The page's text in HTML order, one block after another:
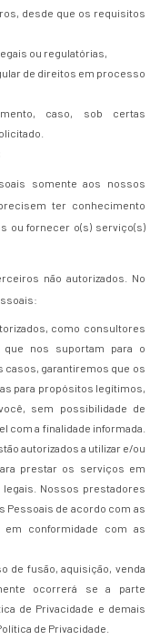
desde que os requisitos
ou regulatórias,
de direitos em processo
caso, sob certas
somente aos nossos
ter conhecimento
ou fornecer o(s) serviço(s)
não autorizados. No
como consultores
que nos suportam para o
garantiremos que os
para propósitos legítimos,
sem possibilidade de
com a finalidade informada.
autorizados a utilizar e/ou
prestar os serviços em
Nossos prestadores
Pessoais de acordo com as
em conformidade com as
de fusão, aquisição, venda
ocorrerá se a parte
de Privacidade e demais
de Privacidade.